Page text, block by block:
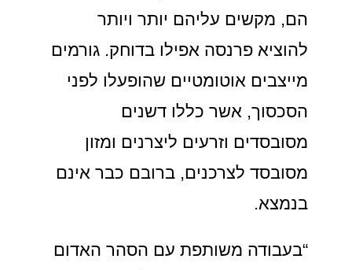
הם, מקשים עליהם יותר ויותר
להוציא פרנסה אפילו בדוחק. גורמים
מייצבים אוטומטיים שהופעלו לפני
הסכסוך, אשר כללו דשנים
מסובסדים וזרעים ליצרנים ומזון
מסובסד לצרכנים, ברובם כבר אינם
בנמצא.
“בעבודה משותפת עם הסהר האדום